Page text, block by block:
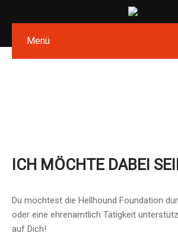
Menü
ICH MÖCHTE DABEI
Du möchtest die Hellhound Foundation
oder eine ehrenamtlich Tätigkeit
auf Dich!